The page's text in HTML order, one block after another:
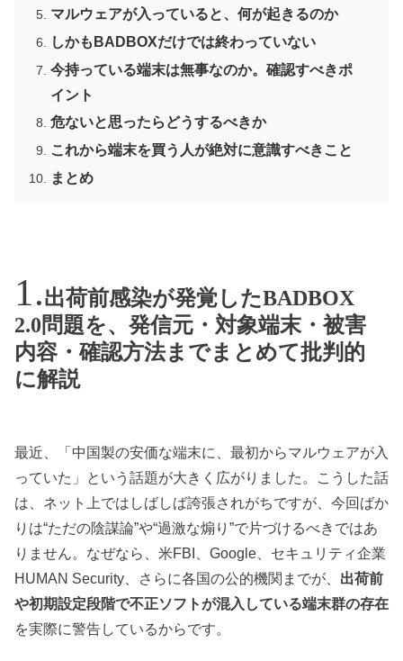
マルウェアが入っていると、何が起きるのか
しかもBADBOXだけでは終わっていない
今持っている端末は無事なのか。確認すべきポ
イント
危ないと思ったらどうするべきか
これから端末を買う人が絶対に意識すべきこと
まとめ
出荷前感染が発覚したBADBOX
2.0問題を、発信元・対象端末・被害
内容・確認方法までまとめて批判的
に解説
最近、「中国製の安価な端末に、最初からマルウェアが入
っていた」という話題が大きく広がりました。こうした話
は、ネット上ではしばしば誇張されがちですが、今回ばか
りは“ただの陰謀論”や“過激な煽り”で片づけるべきではあ
りません。なぜなら、米FBI、Google、セキュリティ企業
HUMAN Security、さらに各国の公的機関までが、 出荷前
や初期設定段階で不正ソフトが混入している端末群の存在
を実際に警告しているからです。